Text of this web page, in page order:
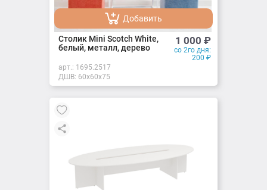
Добавить
Добавлено
Cтолик Mini Scotch White,
белый, металл, дерево
1 000 ₽
со 2го дня:
200 ₽
арт.: 1695.2517
ДШВ: 60х60x75